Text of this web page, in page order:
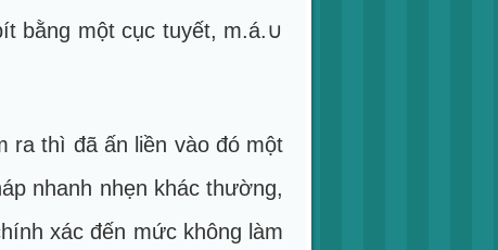
bằng một cục tuyết, m.á.∪
ra thì đã ấn liền vào đó một
nhanh nhẹn khác thường,
xác đến mức không làm